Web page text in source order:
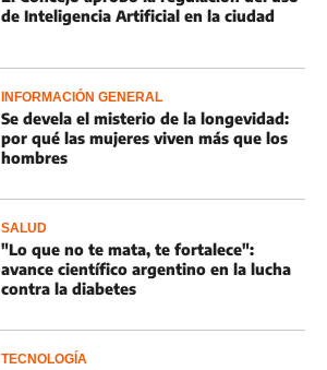
de Inteligencia Artificial en la ciudad
INFORMACIÓN GENERAL
Se devela el misterio de la longevidad:
por qué las mujeres viven más que los
hombres
SALUD
"Lo que no te mata, te fortalece":
avance científico argentino en la lucha
contra la diabetes
TECNOLOGÍA